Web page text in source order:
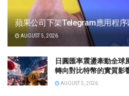
蘋果公司下架Telegram應用程
AUGUST 5, 2026
日圓匯率震盪牽動全球
轉向對比特幣的實質影
AUGUST 5, 2026